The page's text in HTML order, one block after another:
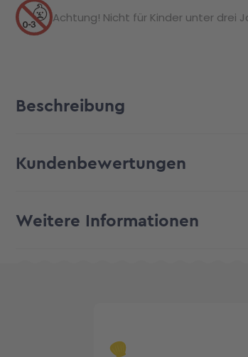
Achtung! Nicht für Kinder unter drei
Beschreibung
Kundenbewertungen
Weitere Informationen